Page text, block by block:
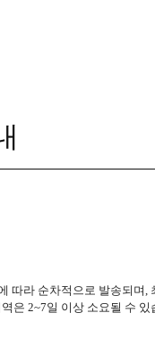
따라 순차적으로 발송되며,
은 2~7일 이상 소요될 수 있